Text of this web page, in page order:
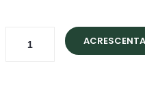
Multifloral